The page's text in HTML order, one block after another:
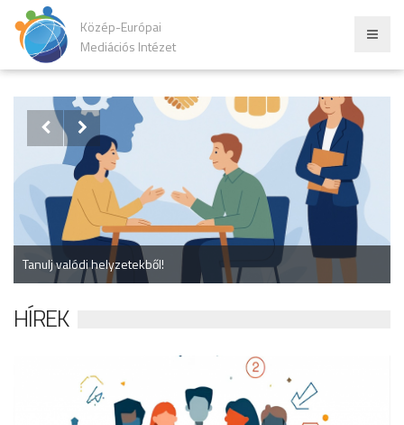
Közép-Európai
Mediációs Intézet
Tanulj valódi helyzetekből!
 
HÍREK